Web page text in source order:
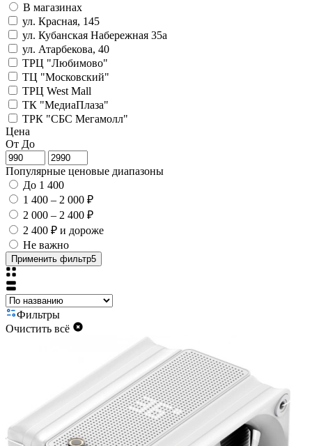
В магазинах
ул. Красная, 145
ул. Кубанская Набережная 35а
ул. Атарбекова, 40
ТРЦ "Любимово"
ТЦ "Московский"
ТРЦ West Mall
ТК "МедиаПлаза"
ТРК "СБС Мегамолл"
Цена
От До
Популярные ценовые диапазоны
До 1 400
1 400 – 2 000 ₽
2 000 – 2 400 ₽
2 400 ₽ и дороже
Не важно
Применить фильтр5
Фильтры
Очистить всё